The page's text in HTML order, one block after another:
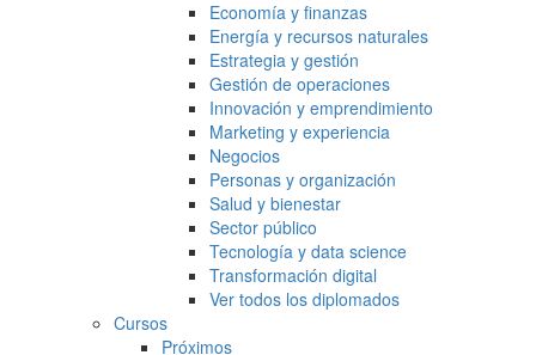
Economía y finanzas
Energía y recursos naturales
Estrategia y gestión
Gestión de operaciones
Innovación y emprendimiento
Marketing y experiencia
Negocios
Personas y organización
Salud y bienestar
Sector público
Tecnología y data science
Transformación digital
Ver todos los diplomados
Cursos
Próximos